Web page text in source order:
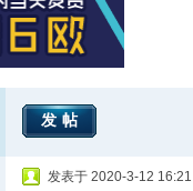
发帖
发表于 2020-3-12 16:21